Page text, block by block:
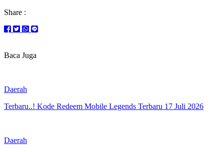
Share :
Baca Juga
Daerah
Terbaru..! Kode Redeem Mobile Legends Terbaru 17 Juli 2026
Daerah